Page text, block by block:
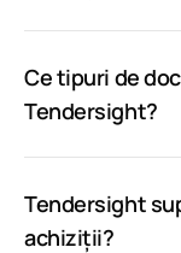
Ce tipuri de
Tendersight?
Tendersight
achiziții?